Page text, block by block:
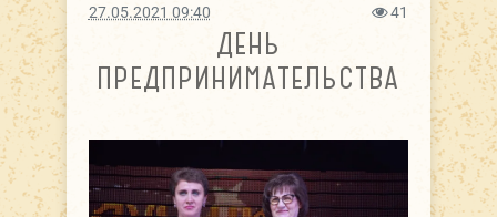
27.05.2021 09:40 41
ДЕНЬ
ПРЕДПРИНИМАТЕЛЬСТВА